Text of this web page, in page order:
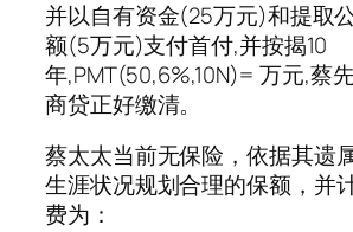
并以自有资金(25万元)和提取
额(5万元)支付首付,并按揭10
年,PMT(50,6%,10N)= 万元,蔡
商贷正好缴清。
蔡太太当前无保险，依据其遗
生涯状况规划合理的保额，并
费为：